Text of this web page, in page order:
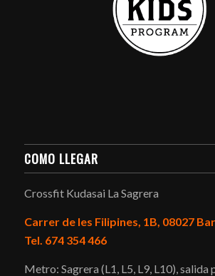
COMO LLEGAR
Crossfit Kudasai La Sagrera
Carrer de les Filipines, 1B, 08027
Tel. 674 354 466
Metro: Sagrera (L1, L5, L9, L10), salida